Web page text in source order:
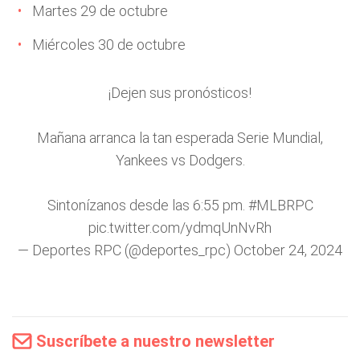
Martes 29 de octubre
Miércoles 30 de octubre
¡Dejen sus pronósticos!
Mañana arranca la tan esperada Serie Mundial,
Yankees vs Dodgers.
Sintonízanos desde las 6:55 pm. #MLBRPC
pic.twitter.com/ydmqUnNvRh
— Deportes RPC (@deportes_rpc) October 24, 2024
Suscríbete a nuestro newsletter